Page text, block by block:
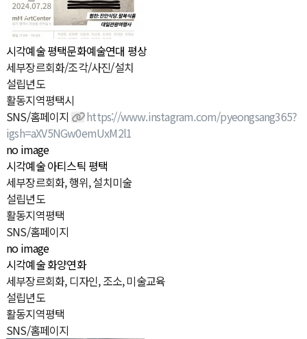
시각예술평택문화예술연대 평상
세부장르회화/조각/사진/설치
설립년도
활동지역평택시
SNS/홈페이지
https://www.instagram.com/pyeongsang365?
igsh=aXV5NGw0emUxM2l1
no image
시각예술아티스틱 평택
세부장르회화, 행위, 설치미술
설립년도
활동지역평택
SNS/홈페이지
no image
시각예술화양연화
세부장르회화, 디자인, 조소, 미술교육
설립년도
활동지역평택
SNS/홈페이지